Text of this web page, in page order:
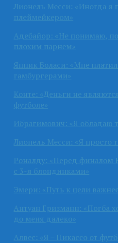
Лионель Месси: «Иногда я
плеймейкером»
Адебайор: «Не понимаю,
плохим парнем»
Янник Боласи: «Мне
гамбургерами»
Конте: «Деньги не
футболе»
Ибрагимович: «Я обладаю
Лионель Месси: «Я просто
Роналду: «Перед финалом
с 3-я блондинками»
Эмери: «Путь к цели
Антуан Гризманн: «Погба
до меня далеко»
Алвес: «Я – Пикассо от